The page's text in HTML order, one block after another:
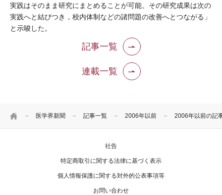
HOME 医学界新聞 記事一覧 2006年以前 2006年以前の記
実践はそのまま研究にまとめることが可能。その研究成果は次の
実践へと結びつき，校内体制などの諸問題の改善へとつながる」
と示唆した。
記事一覧
連載一覧
社告
特定商取引に関する法律に基づく表示
個人情報保護に関する対外的公表事項等
お問い合わせ